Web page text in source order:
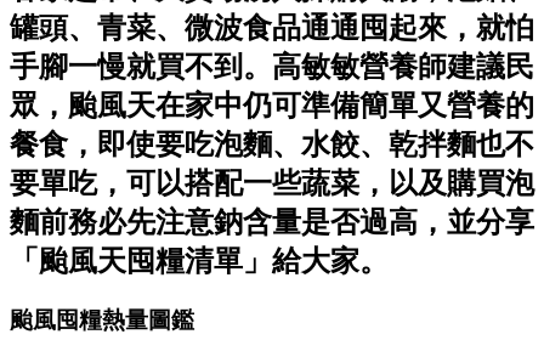
罐頭、青菜、微波食品通通囤起來，就怕
手腳一慢就買不到。高敏敏營養師建議民
眾，颱風天在家中仍可準備簡單又營養的
餐食，即使要吃泡麵、水餃、乾拌麵也不
要單吃，可以搭配一些蔬菜，以及購買泡
麵前務必先注意鈉含量是否過高，並分享
「颱風天囤糧清單」給大家。
颱風囤糧熱量圖鑑